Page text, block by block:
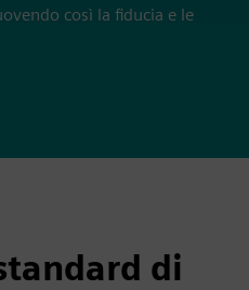
così la fiducia e le
di